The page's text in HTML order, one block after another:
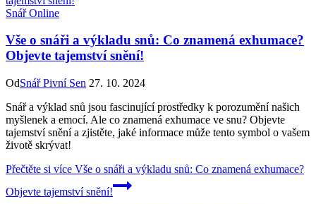
Snář Online
Vše o snáři a výkladu snů: Co znamená exhumace?
Objevte tajemství snění!
OdSnář Pivní Sen 27. 10. 2024
Snář a výklad snů jsou fascinující prostředky k porozumění našich
myšlenek a emocí. Ale co znamená exhumace ve snu? Objevte
tajemství snění a zjistěte, jaké informace může tento symbol o vašem
životě skrývat!
Přečtěte si více Vše o snáři a výkladu snů: Co znamená exhumace?
Objevte tajemství snění!